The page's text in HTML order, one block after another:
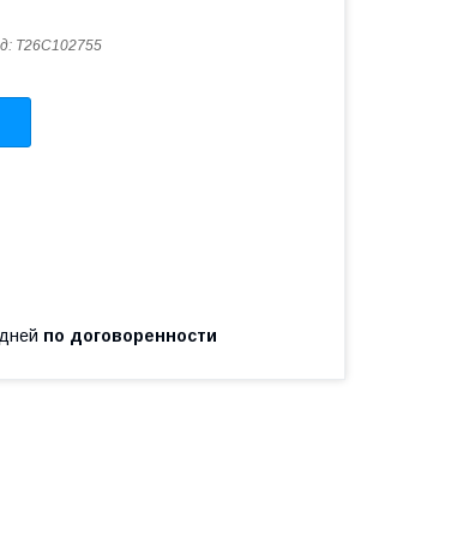
T26C102755
по договоренности